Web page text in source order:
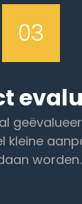
03
kleine
worden.